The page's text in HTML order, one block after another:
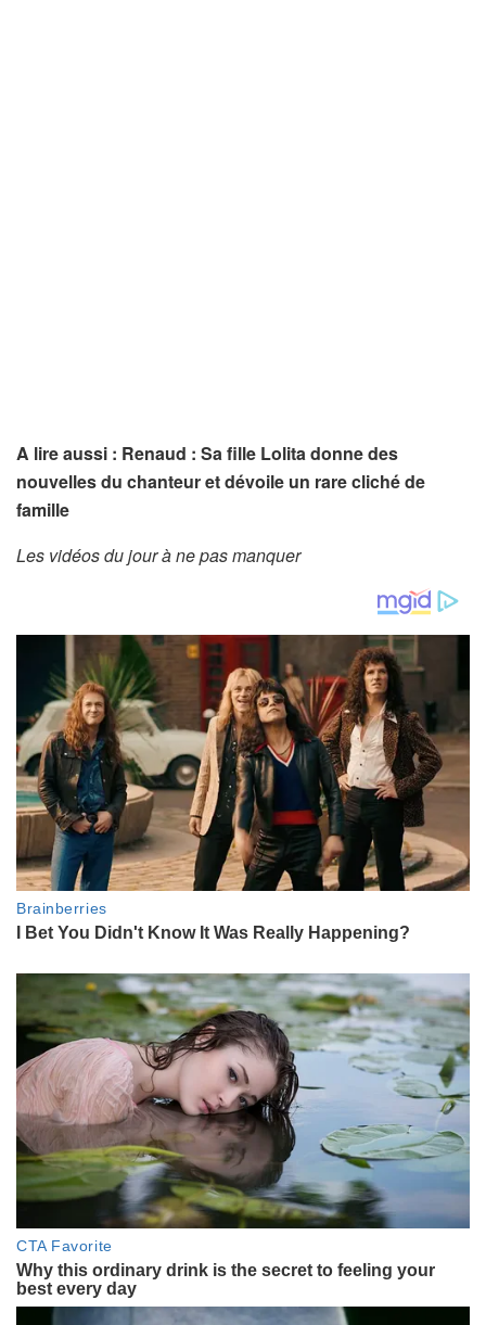
A lire aussi : Renaud : Sa fille Lolita donne des
nouvelles du chanteur et dévoile un rare cliché de
famille
Les vidéos du jour à ne pas manquer